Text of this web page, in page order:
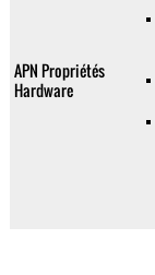
APN Propriétés
Hardware